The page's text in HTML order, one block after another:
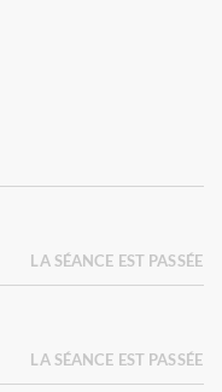
LA SÉANCE EST PASSÉE
LA SÉANCE EST PASSÉE